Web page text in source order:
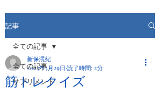
記事
全ての記事
サプリメント
全ての記事
筋トレクイズ
新保滉紀
2023年5月29日 読了時間: 2分